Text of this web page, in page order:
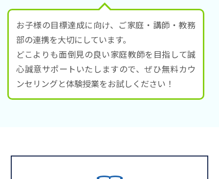
お子様の目標達成に向け、ご家庭・講師・教務
部の連携を大切にしています。
どこよりも面倒見の良い家庭教師を目指して誠
心誠意サポートいたしますので、ぜひ無料カウ
ンセリングと体験授業をお試しください！